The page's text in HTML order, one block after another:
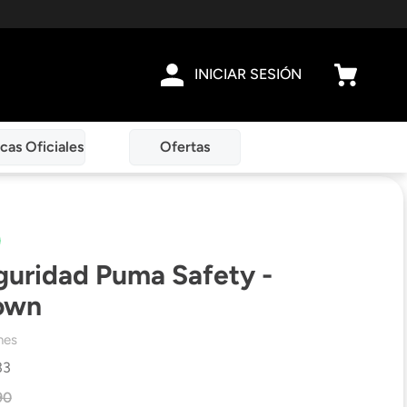
INICIAR SESIÓN
Oficiales Ofertas
Puma Safety -